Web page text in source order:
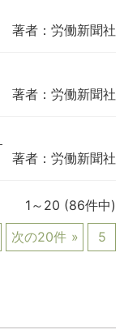
著者：労働新聞社
著者：労働新聞社
著者：労働新聞社
1～20 (86件中)
次の20件 5